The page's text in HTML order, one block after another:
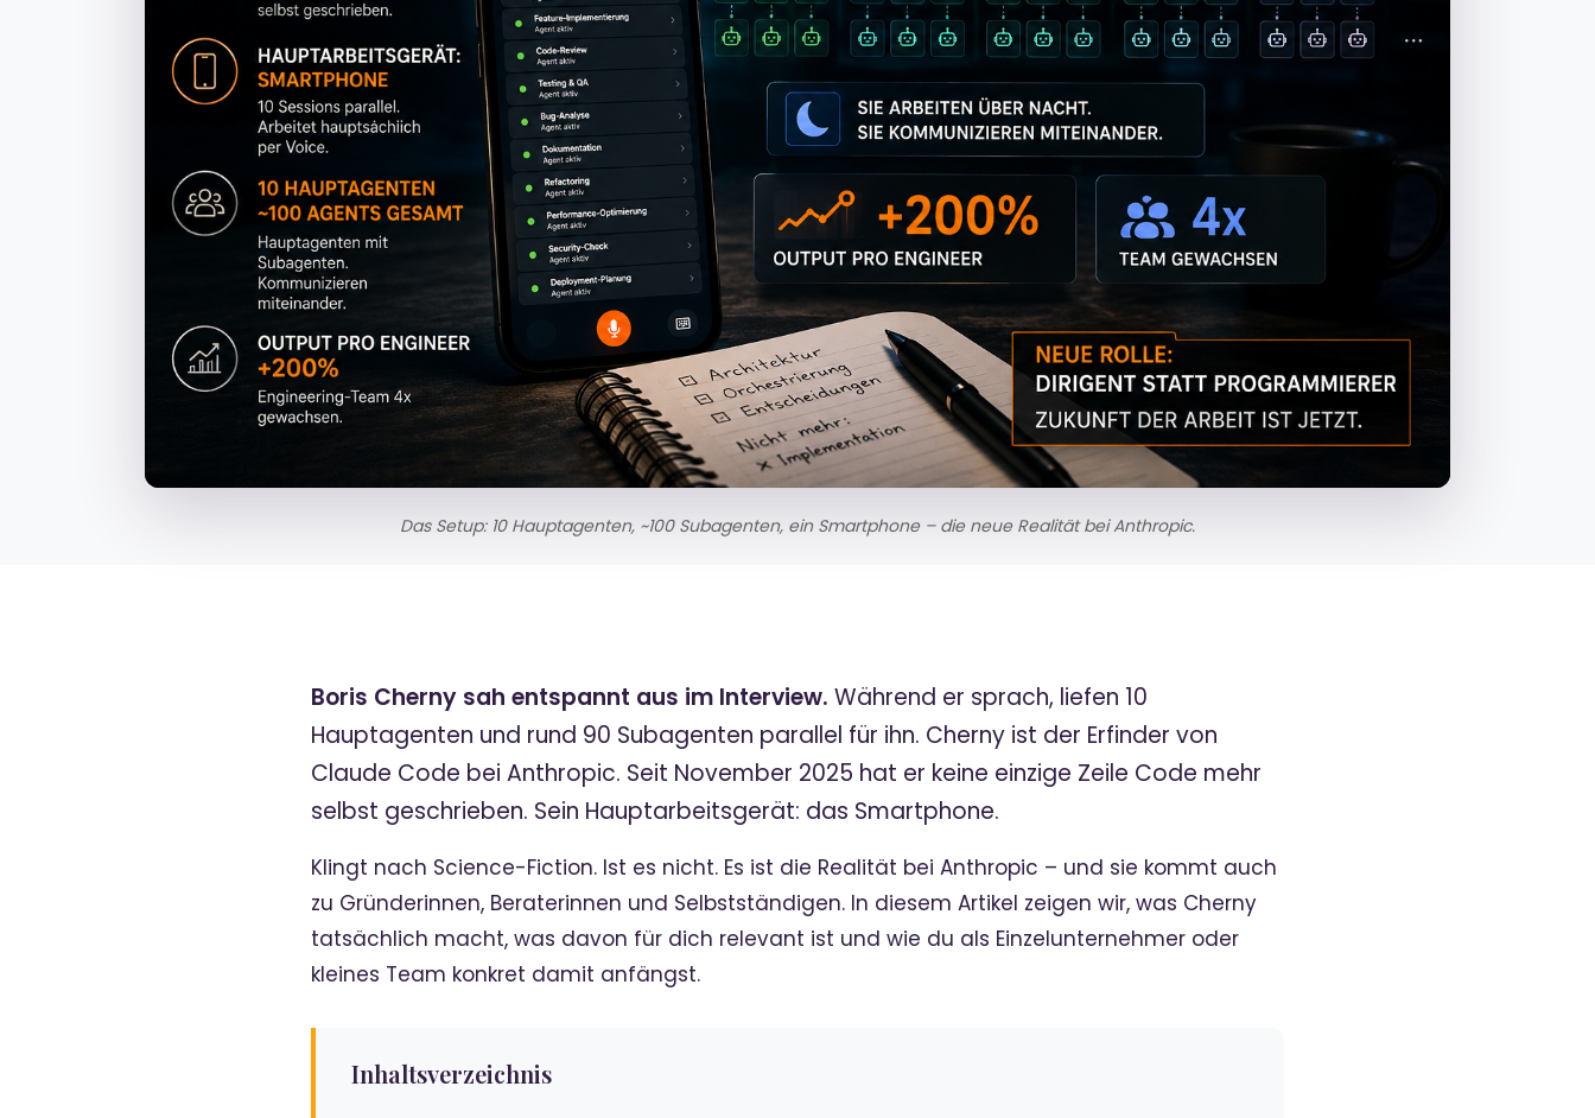
Das Setup: 10 Hauptagenten, ~100 Subagenten, ein Smartphone – die neue Realität bei Anthropic.
Boris Cherny sah entspannt aus im Interview. Während er sprach, liefen 10
Hauptagenten und rund 90 Subagenten parallel für ihn. Cherny ist der Erfinder von
Claude Code bei Anthropic. Seit November 2025 hat er keine einzige Zeile Code mehr
selbst geschrieben. Sein Hauptarbeitsgerät: das Smartphone.
Klingt nach Science-Fiction. Ist es nicht. Es ist die Realität bei Anthropic – und sie kommt auch
zu Gründerinnen, Beraterinnen und Selbstständigen. In diesem Artikel zeigen wir, was Cherny
tatsächlich macht, was davon für dich relevant ist und wie du als Einzelunternehmer oder
kleines Team konkret damit anfängst.
Inhaltsverzeichnis